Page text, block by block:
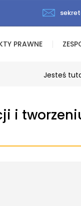
PRAWNE
Jesteś
i